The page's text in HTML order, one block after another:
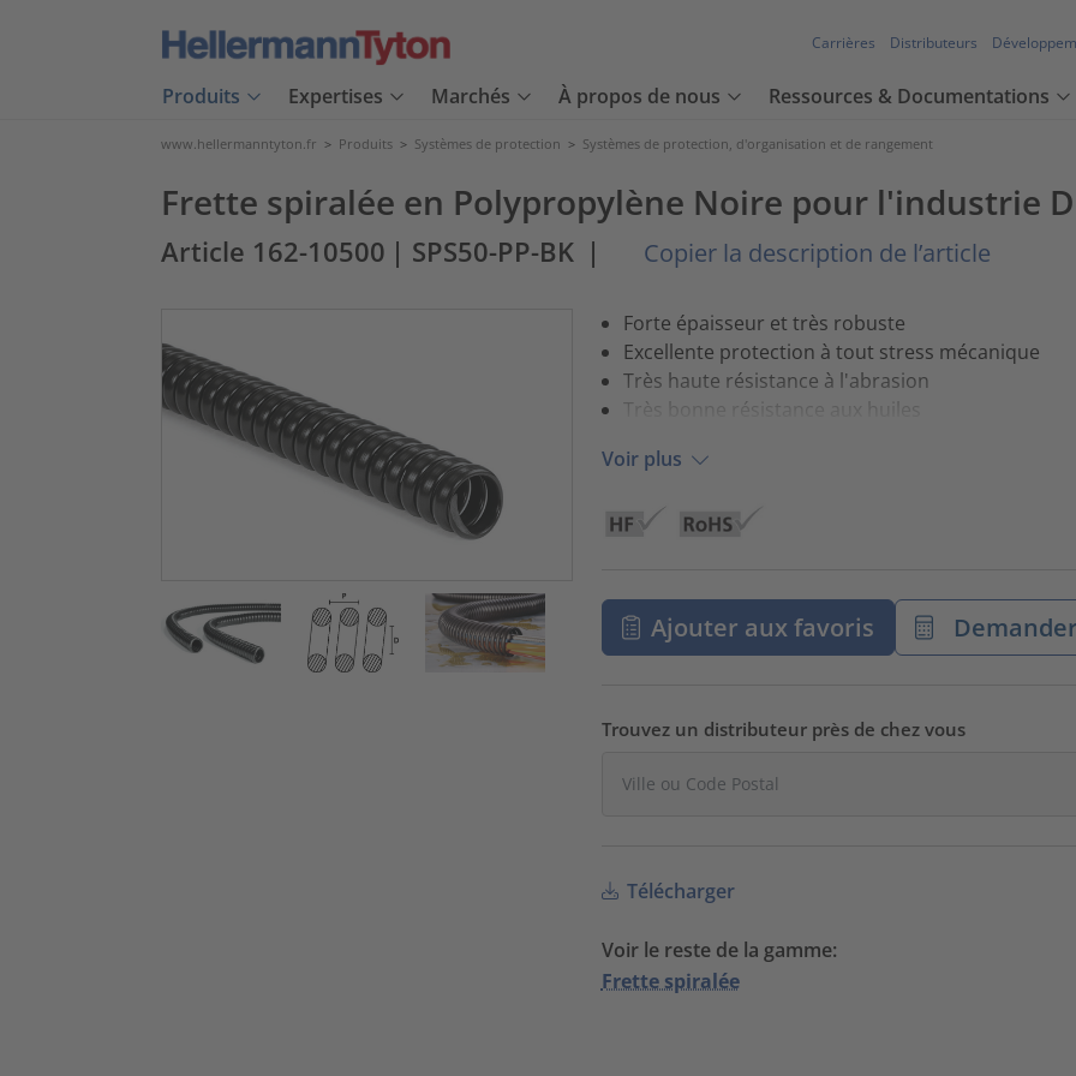
Carrières Distributeurs
Produits Expertises Marchés À propos de nous Ressources & Documentations
www.hellermanntyton.fr > Produits > Systèmes de protection > Systèmes de protection, d'organisation et de rangement
Frette spiralée en Polypropylène Noire pour l'industrie
Article 162-10500 | SPS50-PP-BK | Copier la description de l’article
Forte épaisseur et très robuste
Excellente protection à tout stress mécanique
Très haute résistance à l'abrasion
Très bonne résistance aux huiles
Voir plus
Ajouter aux favoris
Trouvez un distributeur près de chez vous
Télécharger
Voir le reste de la gamme:
Frette spiralée